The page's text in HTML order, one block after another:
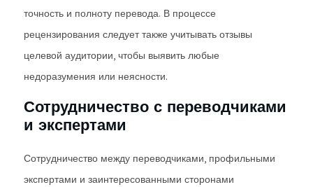
точность и полноту перевода. В процессе
рецензирования следует также учитывать отзывы
целевой аудитории, чтобы выявить любые
недоразумения или неясности.
Сотрудничество с переводчиками
и экспертами
Сотрудничество между переводчиками, профильными
экспертами и заинтересованными сторонами